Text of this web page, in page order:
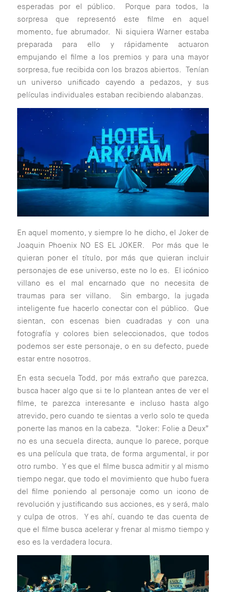
esperadas por el público. Porque para todos, la
sorpresa que representó este filme en aquel
momento, fue abrumador. Ni siquiera Warner estaba
preparada para ello y rápidamente actuaron
empujando el filme a los premios y para una mayor
sorpresa, fue recibida con los brazos abiertos. Tenían
un universo unificado cayendo a pedazos, y sus
películas individuales estaban recibiendo alabanzas.
En aquel momento, y siempre lo he dicho, el Joker de
Joaquin Phoenix NO ES EL JOKER. Por más que le
quieran poner el título, por más que quieran incluir
personajes de ese universo, este no lo es. El icónico
villano es el mal encarnado que no necesita de
traumas para ser villano. Sin embargo, la jugada
inteligente fue hacerlo conectar con el público. Que
sientan, con escenas bien cuadradas y con una
fotografía y colores bien seleccionados, que todos
podemos ser este personaje, o en su defecto, puede
estar entre nosotros.
En esta secuela Todd, por más extraño que parezca,
busca hacer algo que si te lo plantean antes de ver el
filme, te parezca interesante e incluso hasta algo
atrevido, pero cuando te sientas a verlo solo te queda
ponerte las manos en la cabeza. “Joker: Folie a Deux”
no es una secuela directa, aunque lo parece, porque
es una película que trata, de forma argumental, ir por
otro rumbo. Y es que el filme busca admitir y al mismo
tiempo negar, que todo el movimiento que hubo fuera
del filme poniendo al personaje como un icono de
revolución y justificando sus acciones, es y será, malo
y culpa de otros. Y es ahí, cuando te das cuenta de
que el filme busca acelerar y frenar al mismo tiempo y
eso es la verdadera locura.